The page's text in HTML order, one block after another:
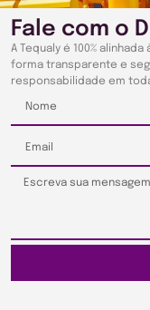
Fale com o
A Tequaly é 100%
forma transparente e
responsabilidade em